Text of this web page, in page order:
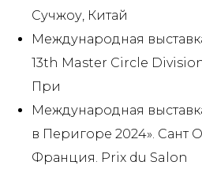
Сучжоу, Китай
Международная
13th Master Circle
При
Международная
в Перигоре 2024». Сант
Франция. Prix du Salon